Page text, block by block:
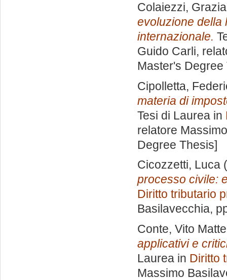
Colaiezzi, Grazia
evoluzione della
internazionale.
Guido Carli,
Master's Degree
Cipolletta,
materia di
Tesi di Laurea in
relatore
Degree Thesis]
Cicozzetti, Luca
processo civile:
Diritto tributario
Basilavecchia,
Conte, Vito
applicativi e
Laurea in Diritto
Massimo